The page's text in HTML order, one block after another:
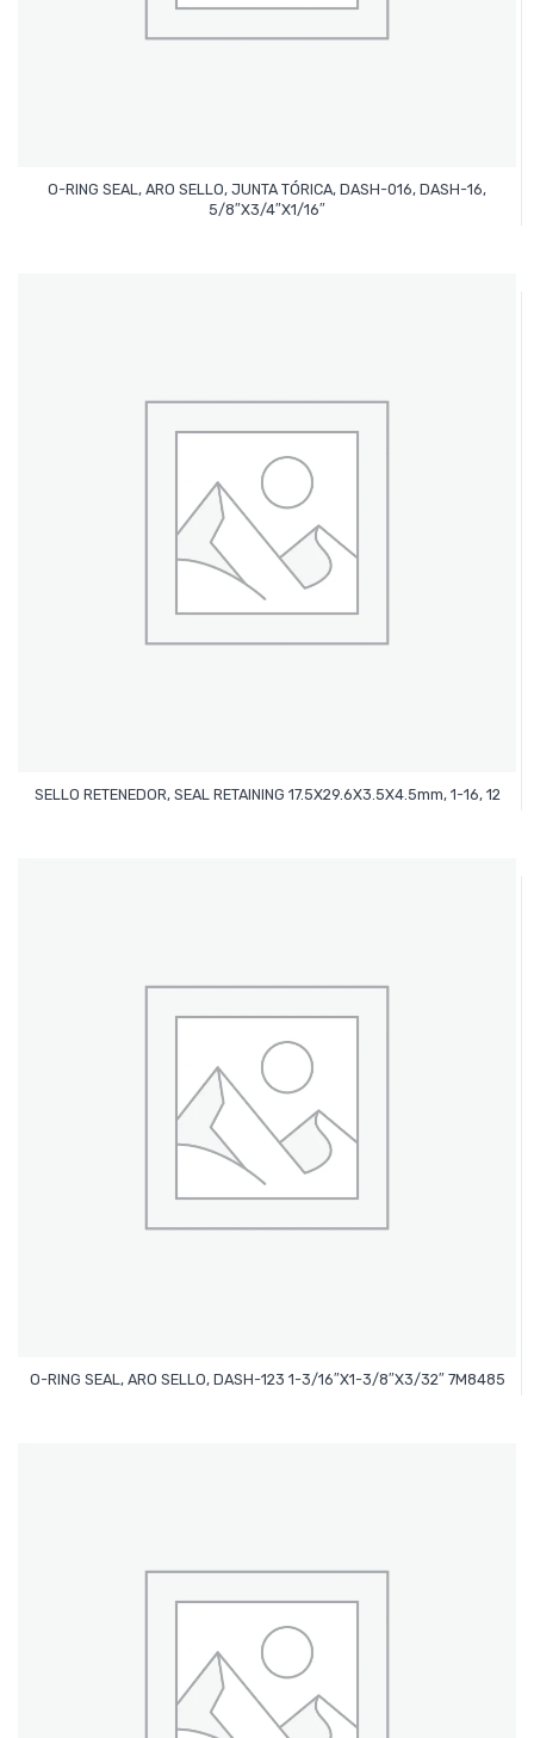
O-RING SEAL, ARO SELLO, JUNTA TÓRICA, DASH-016, DASH-16,
5/8″x3/4″x1/16″
Leer Más
SELLO RETENEDOR, SEAL RETAINING 17.5X29.6X3.5X4.5mm, 1-16, 12
O-RING SEAL, ARO SELLO, DASH-123 1-3/16″x1-3/8″x3/32″ 7M8485